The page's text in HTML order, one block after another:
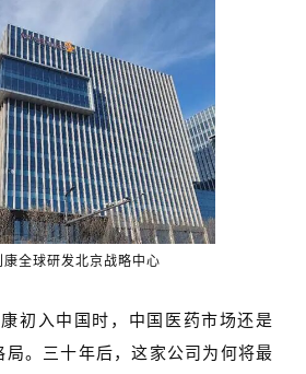
康全球研发北京战略中心
初入中国时，中国医药市场还是
局。三十年后，这家公司为何将最